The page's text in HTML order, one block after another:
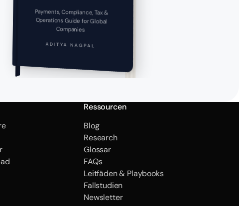
Payments, Compliance, Tax &
Operations Guide for Global
Companies
ADITYA NAGPAL
Ressourcen
Blog
Research
Glossar
FAQs
Leitfäden & Playbooks
Fallstudien
Newsletter